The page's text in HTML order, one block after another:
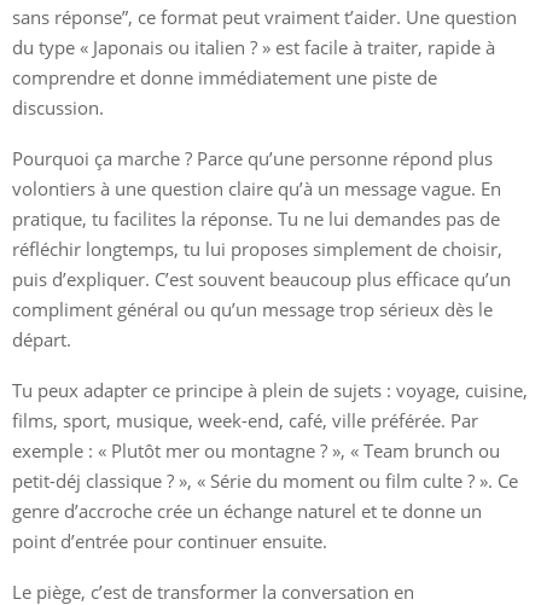
sans réponse”, ce format peut vraiment t’aider. Une question
du type « Japonais ou italien ? » est facile à traiter, rapide à
comprendre et donne immédiatement une piste de
discussion.
Pourquoi ça marche ? Parce qu’une personne répond plus
volontiers à une question claire qu’à un message vague. En
pratique, tu facilites la réponse. Tu ne lui demandes pas de
réfléchir longtemps, tu lui proposes simplement de choisir,
puis d’expliquer. C’est souvent beaucoup plus efficace qu’un
compliment général ou qu’un message trop sérieux dès le
départ.
Tu peux adapter ce principe à plein de sujets : voyage, cuisine,
films, sport, musique, week-end, café, ville préférée. Par
exemple : « Plutôt mer ou montagne ? », « Team brunch ou
petit-déj classique ? », « Série du moment ou film culte ? ». Ce
genre d’accroche crée un échange naturel et te donne un
point d’entrée pour continuer ensuite.
Le piège, c’est de transformer la conversation en